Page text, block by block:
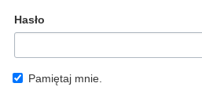
Hasło
Pamiętaj mnie.